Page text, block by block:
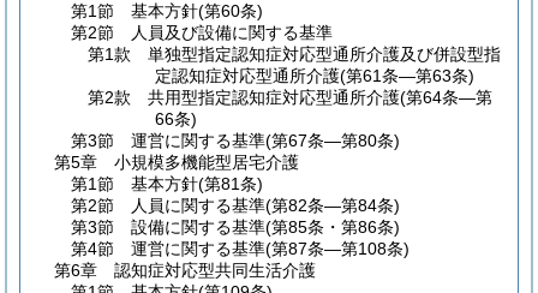
第1節
基本方針(第60条)
第2節
人員及び設備に関する基準
第1款
単独型指定認知症対応型通所介護及び併設型指
定認知症対応型通所介護(第61条―第63条)
第2款
共用型指定認知症対応型通所介護(第64条―第
66条)
第3節
運営に関する基準(第67条―第80条)
第5章
小規模多機能型居宅介護
第1節
基本方針(第81条)
第2節
人員に関する基準(第82条―第84条)
第3節
設備に関する基準(第85条・第86条)
第4節
運営に関する基準(第87条―第108条)
第6章
認知症対応型共同生活介護